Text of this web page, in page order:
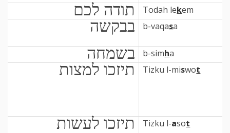
תודה לכם Todah lekem
בבקשה b-vaqasa
בשמחה b-simha
תיזכו למצות Tizku l-miswot
תיזכו לעשות Tizku l-asot